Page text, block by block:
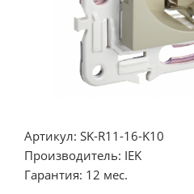
Артикул: SK-R11-16-K10
Производитель: IEK
Гарантия: 12 мес.